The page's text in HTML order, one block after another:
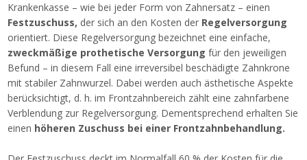
Krankenkasse – wie bei jeder Form von Zahnersatz – einen
Festzuschuss, der sich an den Kosten der Regelversorgung
orientiert. Diese Regelversorgung bezeichnet eine einfache,
zweckmäßige prothetische Versorgung für den jeweiligen
Befund – in diesem Fall eine irreversibel beschädigte Zahnkrone
mit stabiler Zahnwurzel. Dabei werden auch ästhetische Aspekte
berücksichtigt, d. h. im Frontzahnbereich zählt eine zahnfarbene
Verblendung zur Regelversorgung. Dementsprechend erhalten Sie
einen höheren Zuschuss bei einer Frontzahnbehandlung.